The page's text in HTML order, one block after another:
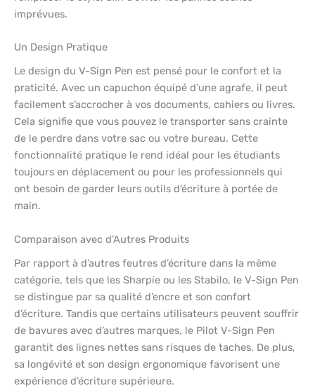
imprévues.
Un Design Pratique
Le design du V-Sign Pen est pensé pour le confort et la
praticité. Avec un capuchon équipé d’une agrafe, il peut
facilement s’accrocher à vos documents, cahiers ou livres.
Cela signifie que vous pouvez le transporter sans crainte
de le perdre dans votre sac ou votre bureau. Cette
fonctionnalité pratique le rend idéal pour les étudiants
toujours en déplacement ou pour les professionnels qui
ont besoin de garder leurs outils d’écriture à portée de
main.
Comparaison avec d’Autres Produits
Par rapport à d’autres feutres d’écriture dans la même
catégorie, tels que les Sharpie ou les Stabilo, le V-Sign Pen
se distingue par sa qualité d’encre et son confort
d’écriture. Tandis que certains utilisateurs peuvent souffrir
de bavures avec d’autres marques, le Pilot V-Sign Pen
garantit des lignes nettes sans risques de taches. De plus,
sa longévité et son design ergonomique favorisent une
expérience d’écriture supérieure.